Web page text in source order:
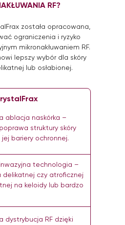
ablacja naskórka –
struktury skóry
bariery ochronnej.
dystrybucja RF dzięki
technologia –
delikatnej czy atroficznej
na keloidy lub bardzo
została opracowana,
ograniczenia i ryzyko
mikronakłuwaniem RF.
lepszy wybór dla skóry
lub osłabionej.
RF?